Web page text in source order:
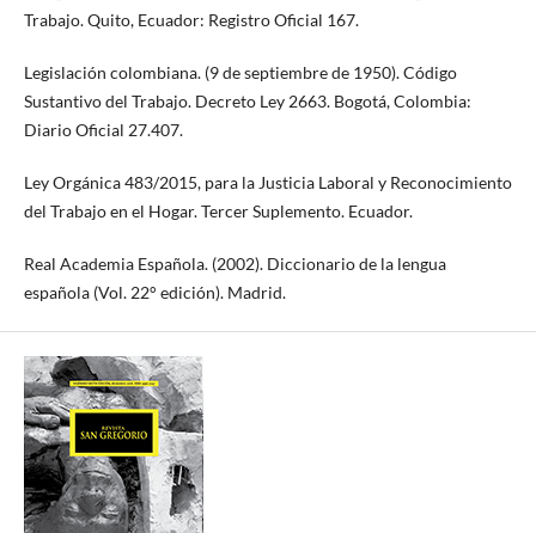
Trabajo. Quito, Ecuador: Registro Oficial 167.
Legislación colombiana. (9 de septiembre de 1950). Código
Sustantivo del Trabajo. Decreto Ley 2663. Bogotá, Colombia:
Diario Oficial 27.407.
Ley Orgánica 483/2015, para la Justicia Laboral y Reconocimiento
del Trabajo en el Hogar. Tercer Suplemento. Ecuador.
Real Academia Española. (2002). Diccionario de la lengua
española (Vol. 22° edición). Madrid.